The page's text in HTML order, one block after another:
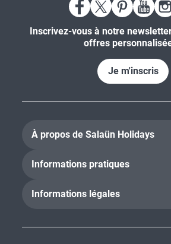
Inscrivez-vous à notre
offres
Je m'inscris
À propos de Salaün Holidays
Informations pratiques
Informations légales